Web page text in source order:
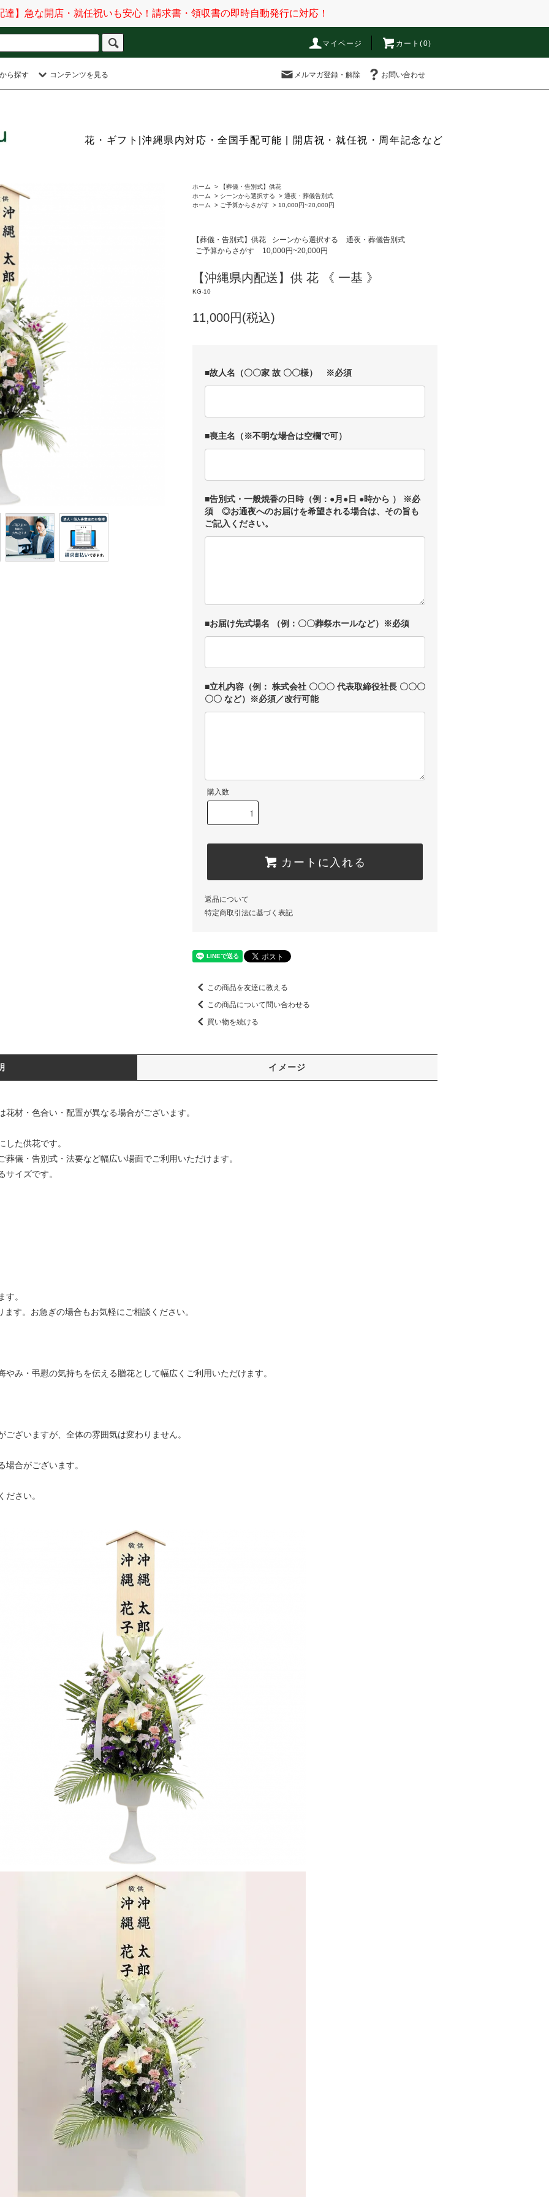
達】急な開店・就任祝いも安心！請求書・領収書の即時自動発行に対応！
マイページ カート(0)
ら探す コンテンツを見る メルマガ登録・解除 お問い合わせ
花・ギフト|沖縄県内対応・全国手配可能 | 開店祝・就任祝・周年記念など
ホーム >
【葬儀・告別式】供花
ホーム
> シーンから選択する > 通夜・葬儀告別式
ホーム
> ご予算からさがす > 10,000円~20,000円
【葬儀・告別式】供花 シーンから選択する
通夜・葬儀告別式
ご予算からさがす
10,000円~20,000円
【沖縄県内配送】供 花 《 一基 》
KG-10
11,000円(税込)
■故人名（〇〇家 故 〇〇様） ※必須
■喪主名（※不明な場合は空欄で可）
■告別式・一般焼香の日時（例：●月●日 ●時から ） ※必
須 ◎お通夜へのお届けを希望される場合は、その旨も
ご記入ください。
■お届け先式場名 （例：〇〇葬祭ホールなど）※必須
■立札内容（例： 株式会社 〇〇〇 代表取締役社長 〇〇〇
〇〇 など）※必須／改行可能
購入数
カートに入れる
返品について
特定商取引法に基づく表記
この商品を友達に教える
この商品について問い合わせる
買い物を続ける
イメージ
材・色合い・配置が異なる場合がございます。
た供花です。
儀・告別式・法要など幅広い場面でご利用いただけます。
イズです。
す。
す。お急ぎの場合もお気軽にご相談ください。
み・弔慰の気持ちを伝える贈花として幅広くご利用いただけます。
ざいますが、全体の雰囲気は変わりません。
合がございます。
さい。